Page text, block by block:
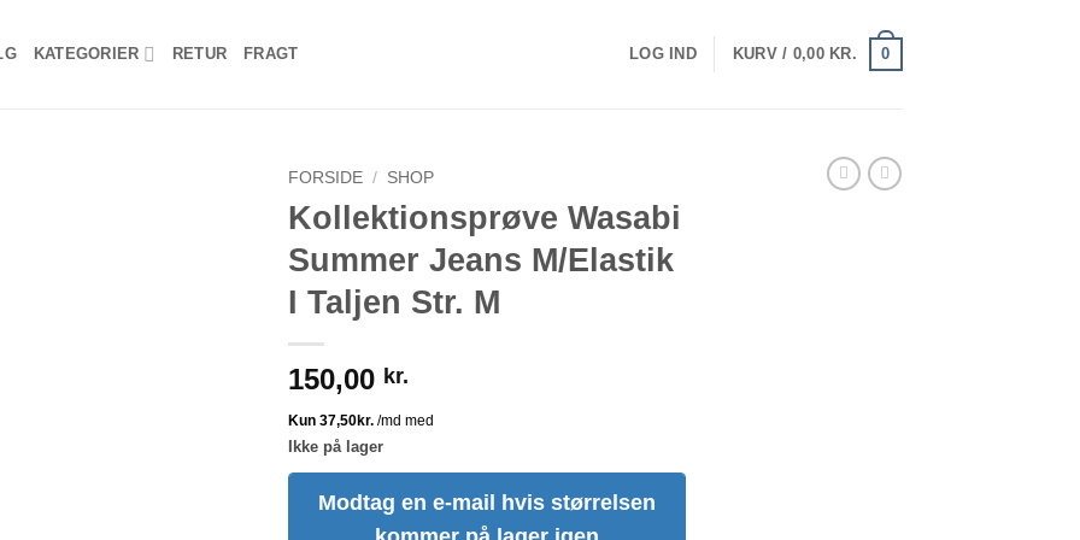
KATEGORIER RETUR FRAGT LOG IND KURV / 0,00 KR. 0
FORSIDE / SHOP
Kollektionsprøve Wasabi
Summer Jeans M/Elastik
I Taljen Str. M
150,00 kr.
Ikke på lager
Modtag en e-mail hvis størrelsen